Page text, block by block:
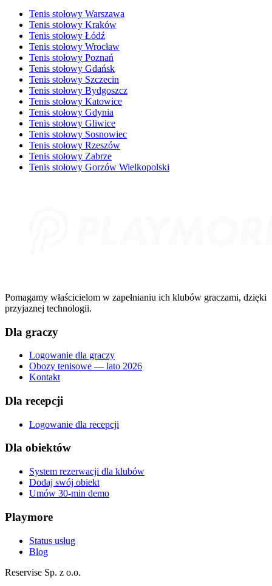
Tenis stołowy Warszawa
Tenis stołowy Kraków
Tenis stołowy Łódź
Tenis stołowy Wrocław
Tenis stołowy Poznań
Tenis stołowy Gdańsk
Tenis stołowy Szczecin
Tenis stołowy Bydgoszcz
Tenis stołowy Katowice
Tenis stołowy Gdynia
Tenis stołowy Gliwice
Tenis stołowy Sosnowiec
Tenis stołowy Rzeszów
Tenis stołowy Zabrze
Tenis stołowy Gorzów Wielkopolski
Pomagamy właścicielom w zapełnianiu ich klubów graczami, dzięki
przyjaznej technologii.
Dla graczy
Logowanie dla graczy
Obozy tenisowe — lato 2026
Kontakt
Dla recepcji
Logowanie dla recepcji
Dla obiektów
System rezerwacji dla klubów
Dodaj swój obiekt
Umów 30-min demo
Playmore
Status usług
Blog
Reservise Sp. z o.o.